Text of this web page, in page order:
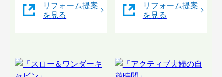
リフォーム提案
を見る
リフォーム提案
を見る